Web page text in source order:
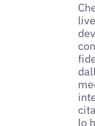
lo